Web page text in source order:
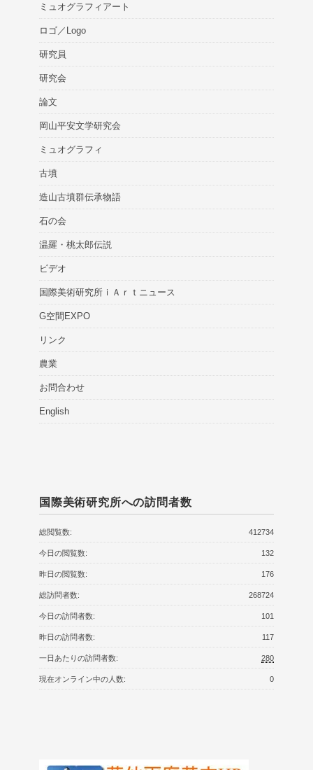
ミュオグラフィアート
ロゴ／Logo
研究員
研究会
論文
岡山平安文学研究会
ミュオグラフィ
古墳
造山古墳群伝承物語
石の会
温羅・桃太郎伝説
ビデオ
国際美術研究所ｉＡｒｔニュース
G空間EXPO
リンク
農業
お問合わせ
English
国際美術研究所への訪問者数
412734
総閲覧数:
132
今日の閲覧数:
176
昨日の閲覧数:
268724
総訪問者数:
101
今日の訪問者数:
117
昨日の訪問者数:
280
一日あたりの訪問者数:
0
現在オンライン中の人数: